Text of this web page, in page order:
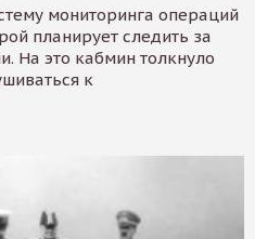
мониторинга операций
планирует следить за
На это кабмин толкнуло
к